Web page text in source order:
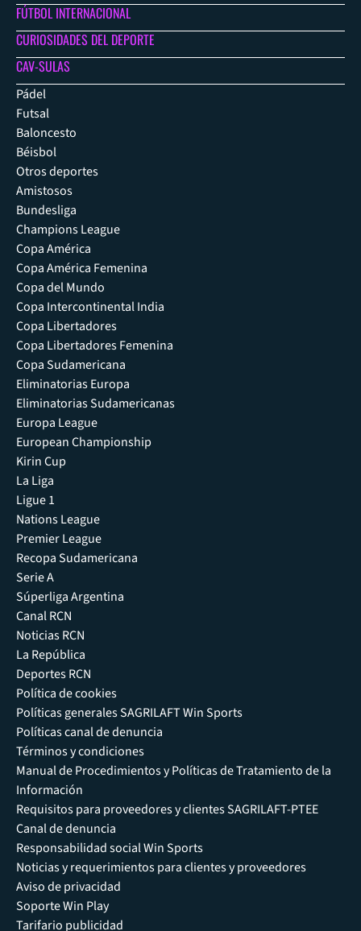
FÚTBOL INTERNACIONAL
CURIOSIDADES DEL DEPORTE
CAV-SULAS
Pádel
Futsal
Baloncesto
Béisbol
Otros deportes
Amistosos
Bundesliga
Champions League
Copa América
Copa América Femenina
Copa del Mundo
Copa Intercontinental India
Copa Libertadores
Copa Libertadores Femenina
Copa Sudamericana
Eliminatorias Europa
Eliminatorias Sudamericanas
Europa League
European Championship
Kirin Cup
La Liga
Ligue 1
Nations League
Premier League
Recopa Sudamericana
Serie A
Súperliga Argentina
Canal RCN
Noticias RCN
La República
Deportes RCN
Política de cookies
Políticas generales SAGRILAFT Win Sports
Políticas canal de denuncia
Términos y condiciones
Manual de Procedimientos y Políticas de Tratamiento de la
Información
Requisitos para proveedores y clientes SAGRILAFT-PTEE
Canal de denuncia
Responsabilidad social Win Sports
Noticias y requerimientos para clientes y proveedores
Aviso de privacidad
Soporte Win Play
Tarifario publicidad